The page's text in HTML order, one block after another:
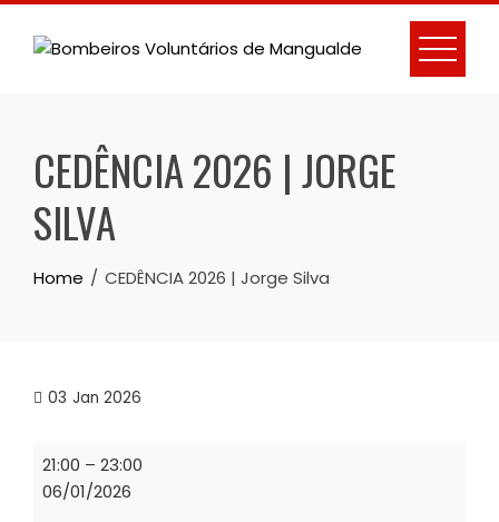
Skip
CEDÊNCIA 2026 | JORGE
SILVA
Home CEDÊNCIA 2026 | Jorge Silva
03 Jan 2026
CEDÊNCIA
2026
21:00 – 23:00
06/01/2026